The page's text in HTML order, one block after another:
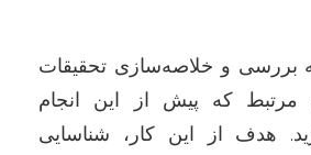
بررسی و خلاصه‌سازی تحقیقات
که پیش از این انجام
هدف از این کار، شناسایی